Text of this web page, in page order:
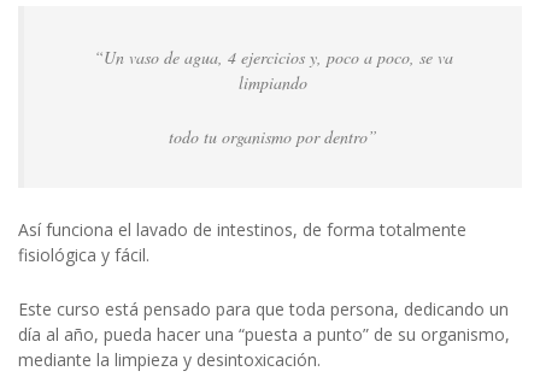
“Un vaso de agua, 4 ejercicios y, poco a poco, se va
limpiando
todo tu organismo por dentro”
Así funciona el lavado de intestinos, de forma totalmente
fisiológica y fácil.
Este curso está pensado para que toda persona, dedicando un
día al año, pueda hacer una “puesta a punto” de su organismo,
mediante la limpieza y desintoxicación.